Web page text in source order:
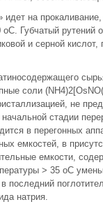
идет на
оС. Губчатый
и серной кислот,
соли
не
стадии
в перегонных
емкостей, в
емкости,
> 35 оC
последний
натрия.